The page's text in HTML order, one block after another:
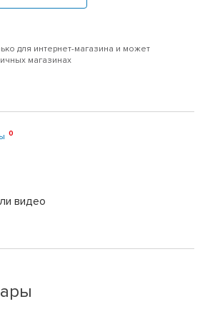
для интернет-магазина и может
магазинах
видео